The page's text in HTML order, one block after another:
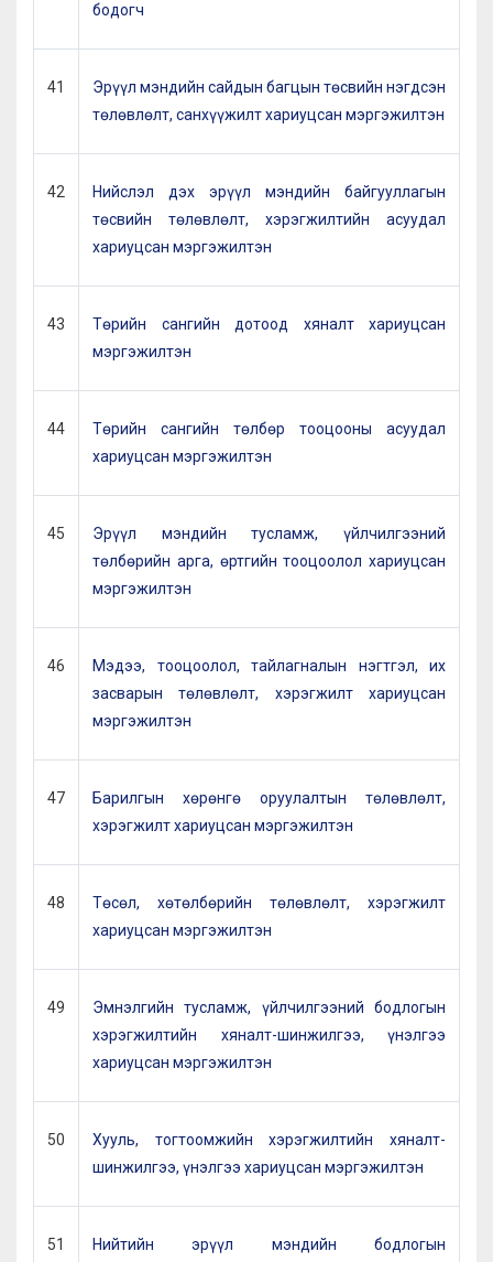
бодогч
41
Эрүүл мэндийн сайдын багцын төсвийн нэгдсэн
төлөвлөлт, санхүүжилт хариуцсан мэргэжилтэн
42
Нийслэл дэх эрүүл мэндийн байгууллагын
төсвийн төлөвлөлт, хэрэгжилтийн асуудал
хариуцсан мэргэжилтэн
43
Төрийн сангийн дотоод хяналт хариуцсан
мэргэжилтэн
44
Төрийн сангийн төлбөр тооцооны асуудал
хариуцсан мэргэжилтэн
45
Эрүүл мэндийн тусламж, үйлчилгээний
төлбөрийн арга, өртгийн тооцоолол хариуцсан
мэргэжилтэн
46
Мэдээ, тооцоолол, тайлагналын нэгтгэл, их
засварын төлөвлөлт, хэрэгжилт хариуцсан
мэргэжилтэн
47
Барилгын хөрөнгө оруулалтын төлөвлөлт,
хэрэгжилт хариуцсан мэргэжилтэн
48
Төсөл, хөтөлбөрийн төлөвлөлт, хэрэгжилт
хариуцсан мэргэжилтэн
49
Эмнэлгийн тусламж, үйлчилгээний бодлогын
хэрэгжилтийн хяналт-шинжилгээ, үнэлгээ
хариуцсан мэргэжилтэн
50
Хууль, тогтоомжийн хэрэгжилтийн хяналт-
шинжилгээ, үнэлгээ хариуцсан мэргэжилтэн
51
Нийтийн эрүүл мэндийн бодлогын